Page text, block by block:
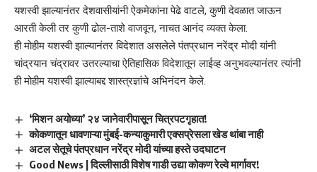
यशस्वी झाल्यानंतर देशवासीयांनी ऐकमेकांना पेढे वाटले, कुणी देवळात जाऊन
आरती केली तर कुणी ढोल-ताशे वाजवून, नाचत आनंद व्यक्त केला.
ही मोहीम यशस्वी झाल्यानंतर विदेशात असलेले पंतप्रधान नरेंद्र मोदी यांनी
चांद्रयान चंद्रावर उतरल्याचा ऐतिहासिक विदेशातून लाईव्ह अनुभवल्यानंतर त्यांनी
ही मोहीम यशस्वी झाल्याबद्द शास्त्रज्ञांचे अभिनंदन केले.
‘मिशन अयोध्या’ २४ जानेवारीपासून चित्रपटगृहात!
कोकणातून धावणाऱ्या मुंबई-कन्याकुमारी एक्सप्रेसला खेड थांबा नाही
अटल सेतूचे पंतप्रधान नरेंद्र मोदी यांच्या हस्ते उदघाटन
Good News | दिल्लीसाठी विशेष गाडी उद्या कोकण रेल्वे मार्गावर!